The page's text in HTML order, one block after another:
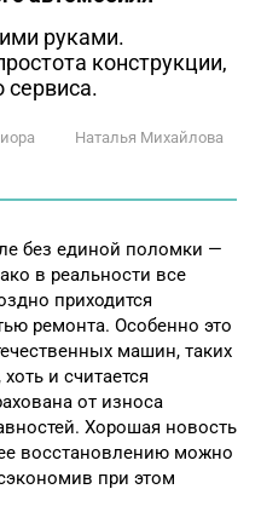
руками.
конструкции,
сервиса.
Наталья Михайлова
без единой поломки —
в реальности все
приходится
ремонта. Особенно это
машин, таких
и считается
от износа
Хорошая новость
восстановлению можно
при этом